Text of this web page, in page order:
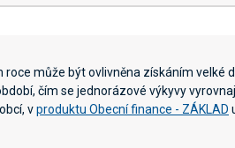
může být ovlivněna získáním
čím se jednorázové výkyvy
vproduktu Obecní finance - ZÁKLAD